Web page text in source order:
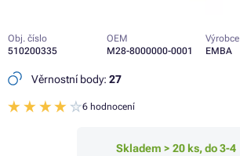
Obj. číslo
510200335
OEM
M28-8000000-0001
Výrobce
EMBA
Věrnostní body: 27
6 hodnocení
Skladem > 20 ks, do 3-4